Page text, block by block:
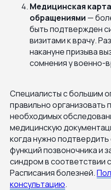
Медицинская
обращениями —
быть подтвержден
визитами к врачу.
накануне призыва
сомнения у военно-
Специалисты с большим
правильно организовать
необходимых
медицинскую
когда нужно
функций позвоночника и
синдром в соответствии
Расписания болезней.
консультацию.